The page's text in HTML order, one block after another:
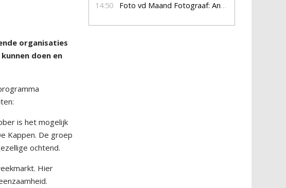
organisaties
doen en
is het mogelijk
Kappen. De groep
ochtend.
Hier
14:50 Foto vd Maand Fotograaf: Anna Jalving